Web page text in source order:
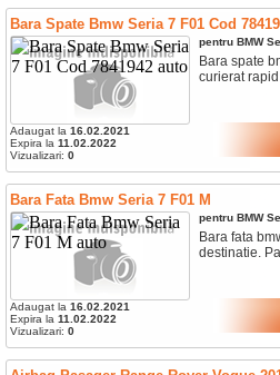
Bara Spate Bmw Seria 7 F01 Cod
Adaugat la 16.02.2021
Expira la 11.02.2022
Vizualizari: 0
pentru BMW
Bara spate
curierat
Bara Fata Bmw Seria 7 F01 M
Adaugat la 16.02.2021
Expira la 11.02.2022
Vizualizari: 0
pentru BMW
Bara fata
destinatie.